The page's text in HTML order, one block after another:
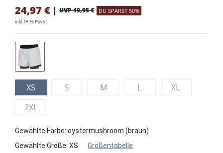
24,97 € | UVP 49,95 € DU SPARST 50%
inkl. 19 % MwSt.
XS S M L
XL
2XL
Gewählte Farbe: oystermushroom (braun)
Gewählte Größe: XS Größentabelle